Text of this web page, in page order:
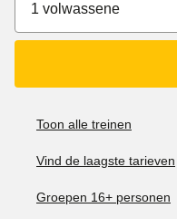
1 volwassene
Toon alle treinen
Vind de laagste tarieven
Groepen 16+ personen